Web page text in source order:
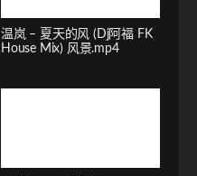
温岚 – 夏天的风 (Dj阿福 FK
House Mix) 风景.mp4